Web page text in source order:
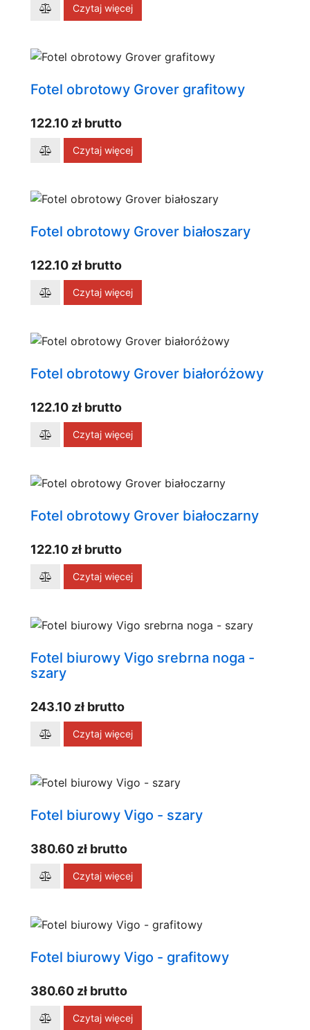
Czytaj więcej
Fotel obrotowy Grover grafitowy
122.10 zł brutto
Czytaj więcej
Fotel obrotowy Grover białoszary
122.10 zł brutto
Czytaj więcej
Fotel obrotowy Grover białoróżowy
122.10 zł brutto
Czytaj więcej
Fotel obrotowy Grover białoczarny
122.10 zł brutto
Czytaj więcej
Fotel biurowy Vigo srebrna noga -
szary
243.10 zł brutto
Czytaj więcej
Fotel biurowy Vigo - szary
380.60 zł brutto
Czytaj więcej
Fotel biurowy Vigo - grafitowy
380.60 zł brutto
Czytaj więcej